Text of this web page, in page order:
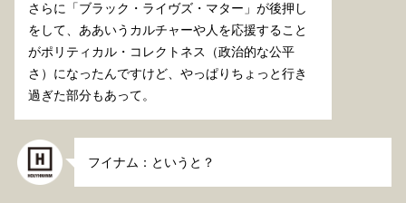
さらに「ブラック・ライヴズ・マター」が後押し
をして、ああいうカルチャーや人を応援すること
がポリティカル・コレクトネス（政治的な公平
さ）になったんですけど、やっぱりちょっと行き
過ぎた部分もあって。
フイナム：というと？